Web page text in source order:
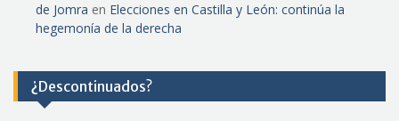
de Jomra en Elecciones en Castilla y León: continúa la
hegemonía de la derecha
¿Descontinuados?